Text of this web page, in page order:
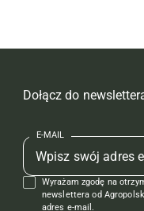
Dołącz do
E-MAIL
Wyrażam zgodę na
newslettera od
adres e-mail.